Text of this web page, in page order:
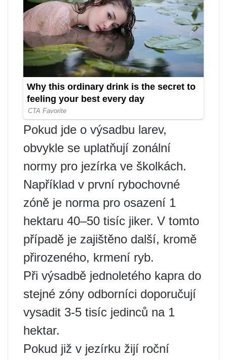
Pokud jde o výsadbu larev,
obvykle se uplatňují zonální
normy pro jezírka ve školkách.
Například v první rybochovné
zóně je norma pro osazení 1
hektaru 40–50 tisíc jiker. V tomto
případě je zajištěno další, kromě
přirozeného, ​​krmení ryb.
Při výsadbě jednoletého kapra do
stejné zóny odborníci doporučují
vysadit 3-5 tisíc jedinců na 1
hektar.
Pokud již v jezírku žijí roční